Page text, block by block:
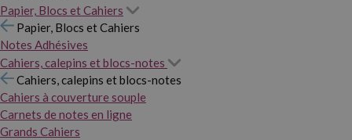
Papier, Blocs et Cahiers
Papier, Blocs et Cahiers
Notes Adhésives
Cahiers, calepins et blocs-notes
Cahiers, calepins et blocs-notes
Cahiers à couverture souple
Carnets de notes en ligne
Grands Cahiers